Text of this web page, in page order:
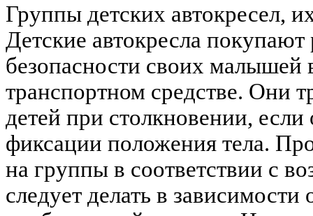
Группы детских автокресел,
Детские автокресла
безопасности своих малышей
транспортном средстве. Они
детей при столкновении,
фиксации положения тела.
на группы в соответствии с
следует делать в